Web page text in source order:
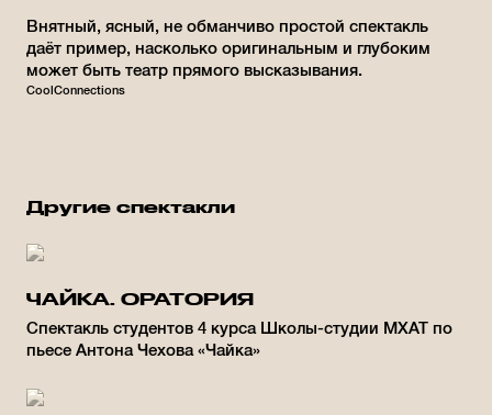
Внятный, ясный, не обманчиво простой спектакль
даёт пример, насколько оригинальным и глубоким
может быть театр прямого высказывания.
CoolConnections
Другие спектакли
ЧАЙКА. ОРАТОРИЯ
Спектакль студентов 4 курса Школы-студии МХАТ по
пьесе Антона Чехова «Чайка»